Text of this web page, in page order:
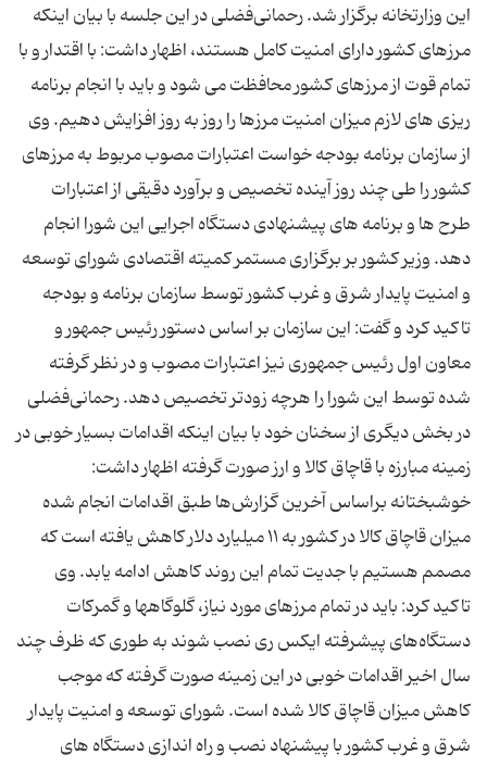
این وزارتخانه برگزار شد. رحمانی‌فضلی در این جلسه با بیان اینکه
مرزهای کشور دارای امنیت کامل هستند، اظهار داشت: با اقتدار و با
تمام قوت از مرزهای کشور محافظت می شود و باید با انجام برنامه
ریزی های لازم میزان امنیت مرزها را روز به روز افزایش دهیم. وی
از سازمان برنامه بودجه خواست اعتبارات مصوب مربوط به مرزهای
کشور را طی چند روز آینده تخصیص و برآورد دقیقی از اعتبارات
طرح ها و برنامه های پیشنهادی دستگاه اجرایی این شورا انجام
دهد. وزیر کشور بر برگزاری مستمر کمیته اقتصادی شورای توسعه
و امنیت پایدار شرق و غرب کشور توسط سازمان برنامه و بودجه
تاکید کرد و گفت: این سازمان بر اساس دستور رئیس جمهور و
معاون اول رئیس جمهوری نیز اعتبارات مصوب و در نظر گرفته
شده توسط این شورا را هرچه زودتر تخصیص دهد. رحمانی‌فضلی
در بخش دیگری از سخنان خود با بیان اینکه اقدامات بسیار خوبی در
زمینه مبارزه با قاچاق کالا و ارز صورت گرفته اظهار داشت:
خوشبختانه براساس آخرین گزارش‌ها طبق اقدامات انجام شده
میزان قاچاق کالا در کشور به ۱۱ میلیارد دلار کاهش یافته است که
مصمم هستیم با جدیت تمام این روند کاهش ادامه یابد. وی
تاکید کرد: باید در تمام مرزهای مورد نیاز، گلوگاهها و گمرکات
دستگاه‌های پیشرفته ایکس ری نصب شوند به طوری که ظرف چند
سال اخیر اقدامات خوبی در این زمینه صورت گرفته که موجب
کاهش میزان قاچاق کالا شده است. شورای توسعه و امنیت پایدار
شرق و غرب کشور با پیشنهاد نصب و راه اندازی دستگاه های